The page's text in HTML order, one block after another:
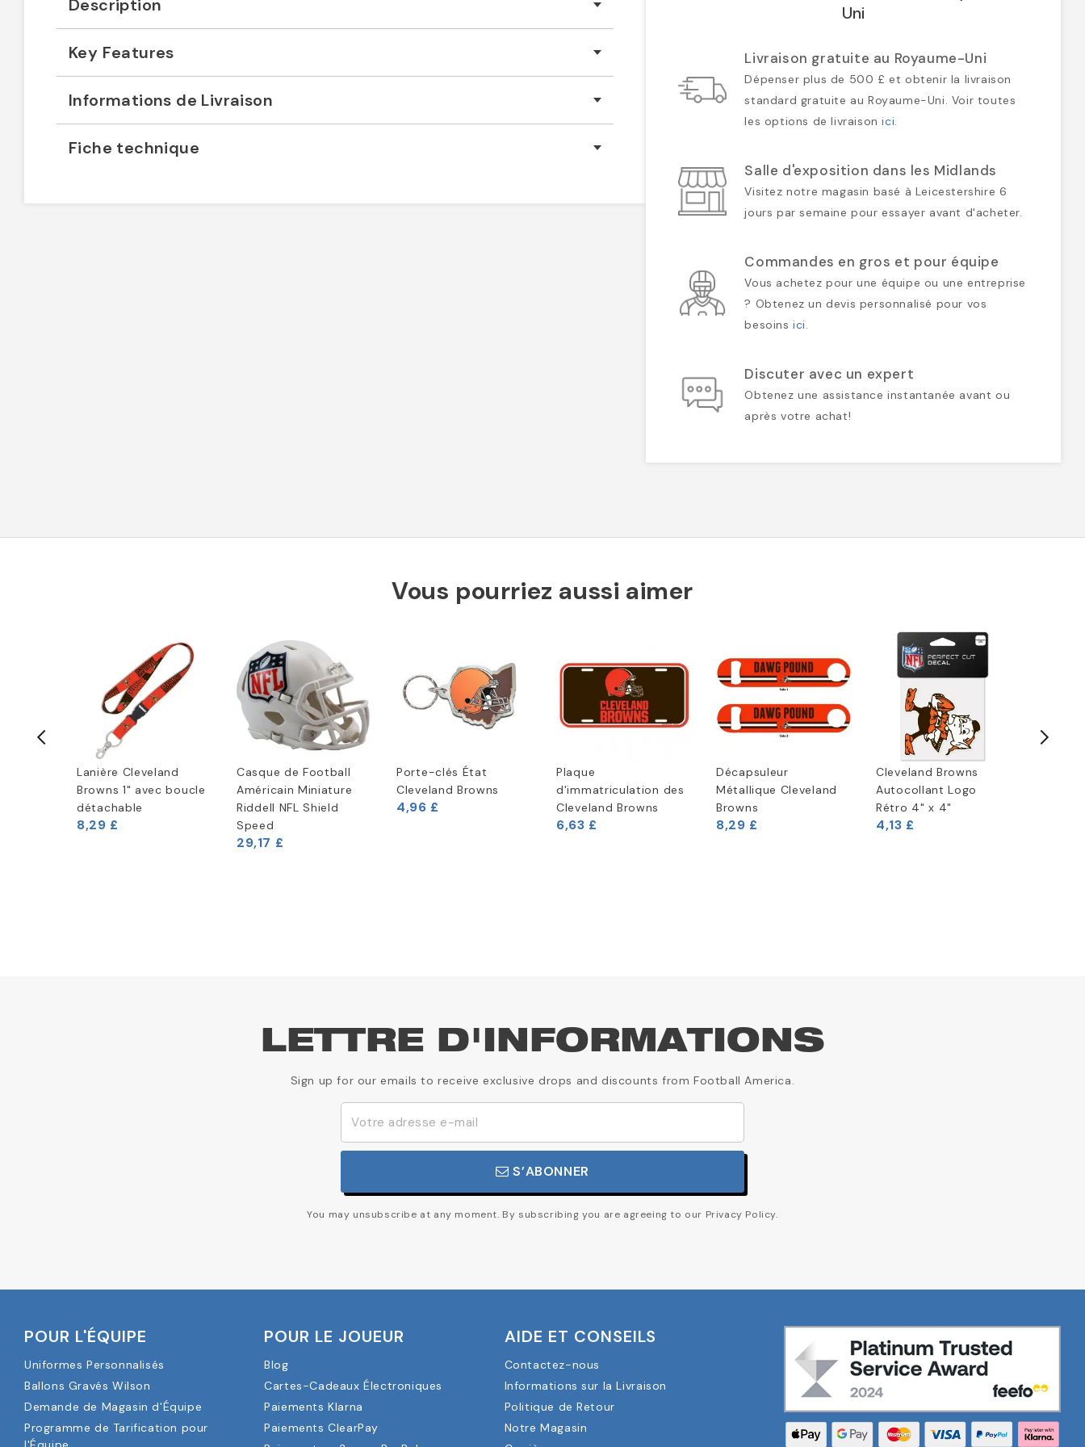
Description
Key Features
Informations de Livraison
Fiche technique
Uni
Livraison gratuite au Royaume-Uni
Dépenser plus de 500 £ et obtenir la livraison
standard gratuite au Royaume-Uni. Voir toutes
les options de livraisonici.
Salle d'exposition dans les Midlands
Visitez notre magasin basé à Leicestershire 6
jours par semaine pour essayer avant d'acheter.
Commandes en gros et pour équipe
Vous achetez pour une équipe ou une entreprise
? Obtenez un devis personnalisé pour vos
besoinsici.
Discuter avec un expert
Obtenez une assistance instantanée avant ou
après votre achat!
Vous pourriez aussi aimer
Lanière Cleveland
Browns 1" avec boucle
détachable
8,29 £
Casque de Football
Américain Miniature
Riddell NFL Shield
Speed
29,17 £
Porte-clés État
Cleveland Browns
4,96 £
Plaque
d'immatriculation des
Cleveland Browns
6,63 £
Décapsuleur
Métallique Cleveland
Browns
8,29 £
Cleveland Browns
Autocollant Logo
Rétro 4" x 4"
4,13 £
LETTRE D'INFORMATIONS
Sign up for our emails to receive exclusive drops and discounts from Football America.
S’ABONNER
You may unsubscribe at any moment. By subscribing you are agreeing to our Privacy Policy.
POUR L'ÉQUIPE
Uniformes Personnalisés
Ballons Gravés Wilson
Demande de Magasin d'Équipe
Programme de Tarification pour
POUR LE JOUEUR
Blog
Cartes-Cadeaux Électroniques
Paiements Klarna
Paiements ClearPay
AIDE ET CONSEILS
Contactez-nous
Informations sur la Livraison
Politique de Retour
Notre Magasin